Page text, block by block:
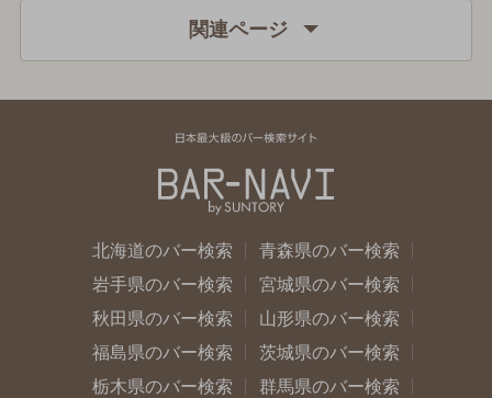
関連ページ
北海道のバー検索
青森県のバー検索
岩手県のバー検索
宮城県のバー検索
秋田県のバー検索
山形県のバー検索
福島県のバー検索
茨城県のバー検索
栃木県のバー検索
群馬県のバー検索